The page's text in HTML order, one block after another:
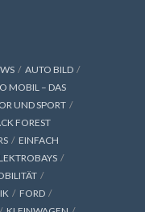
AUTO BILD
MOBIL – DAS
UND SPORT
FOREST
EINFACH
FORD